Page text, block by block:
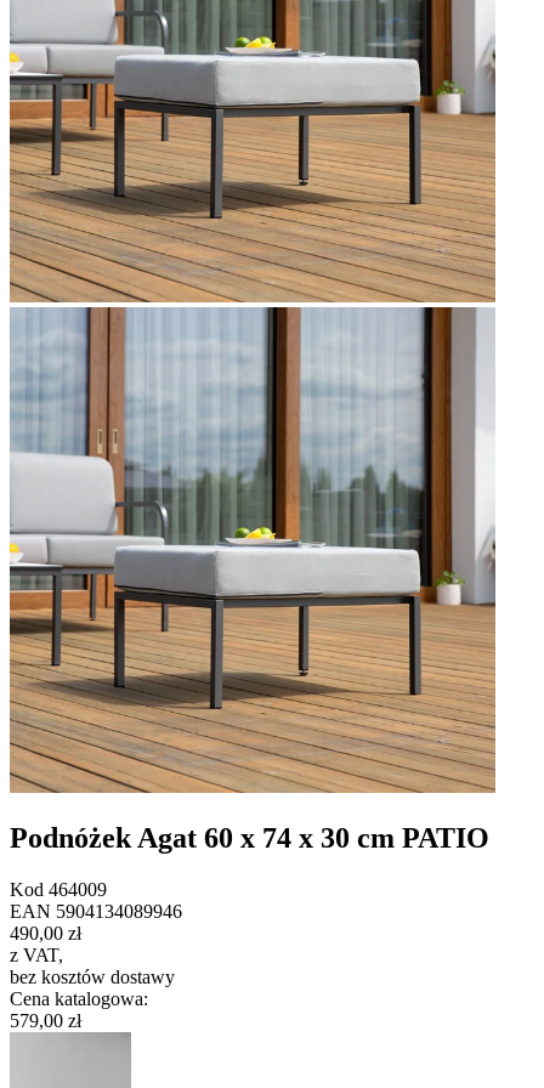
Podnóżek Agat 60 x 74 x 30 cm PATIO
Kod 464009
EAN 5904134089946
490,00 zł
z VAT,
bez kosztów dostawy
Cena katalogowa:
579,00 zł